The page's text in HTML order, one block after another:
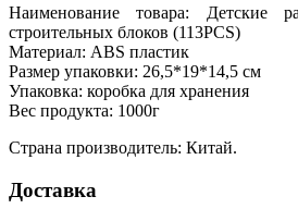
Наименование товара: Детские
строительных блоков (113PCS)
Материал: ABS пластик
Размер упаковки: 26,5*19*14,5 см
Упаковка: коробка для хранения
Вес продукта: 1000г
Страна производитель: Китай.
Доставка